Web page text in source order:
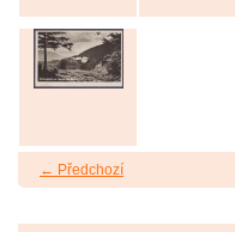
← Předchozí